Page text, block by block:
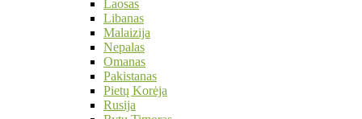
Laosas
Libanas
Malaizija
Nepalas
Omanas
Pakistanas
Pietų Korėja
Rusija